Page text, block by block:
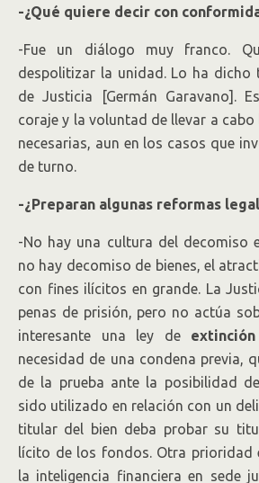
-¿Qué quiere decir con
-Fue un diálogo muy franco.
despolitizar la unidad. Lo ha dicho
de Justicia [Germán Garavano].
coraje y la voluntad de llevar a cabo
necesarias, aun en los casos que
de turno.
-¿Preparan algunas reformas
-No hay una cultura del decomiso
no hay decomiso de bienes, el
con fines ilícitos en grande. La
penas de prisión, pero no actúa
interesante una ley de
necesidad de una condena previa,
de la prueba ante la posibilidad
sido utilizado en relación con un
titular del bien deba probar su
lícito de los fondos. Otra prioridad
la inteligencia financiera en sede